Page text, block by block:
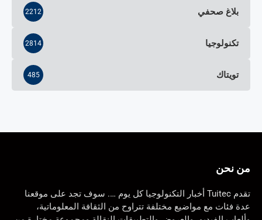
بلاغ صحفي 2212
تكنولوجيا 2814
تويتاك 485
من نحن
تقدم Tuitec أخبار التكنولوجيا كل يوم …. سوف تجد على موقعنا
عدة فئات مع مواضيع مختلفة تتراوح من الثقافة المعلوماتية،